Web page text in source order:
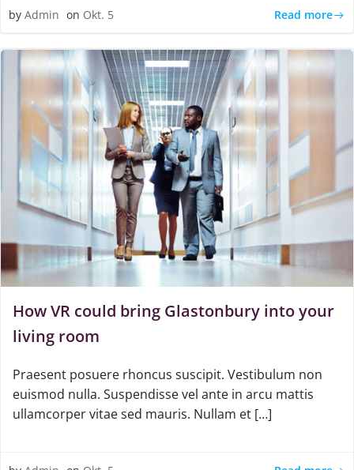
by Admin on Okt. 5 Read more
How VR could bring Glastonbury into your
living room
Praesent posuere rhoncus suscipit. Vestibulum non
euismod nulla. Suspendisse vel ante in arcu mattis
ullamcorper vitae sed mauris. Nullam et […]